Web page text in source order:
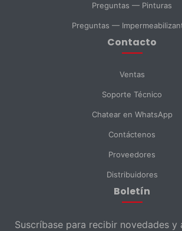
Consulta General
Enviar Mensaje
Preguntas — Pinturas
Preguntas —
Contacto
Ventas
Soporte Técnico
Chatear en WhatsApp
Contáctenos
Proveedores
Distribuidores
Boletín
Suscríbase para recibir novedades y